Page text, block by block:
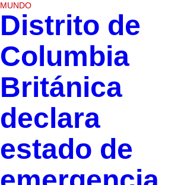
MUNDO
Distrito de
Columbia
Británica
declara
estado de